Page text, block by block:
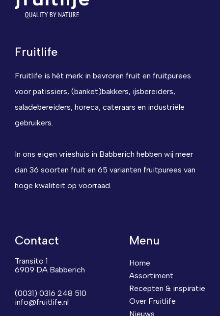
Fruitlife
Fruitlife is hét merk in bevroren fruit en fruitpurees
voor patissiers, (banket)bakkers, ijsbereiders,
saladebereiders, horeca, cateraars en industriële
gebruikers.
In ons eigen vrieshuis in Babberich hebben wij meer
dan 36 soorten fruit en 65 varianten fruitpurees van
hoge kwaliteit op voorraad.
Contact
Transito 1
6909 DA Babberich
(0031) 0316 248 510
info@fruitlife.nl
Menu
Home
Assortiment
Recepten & inspiratie
Over Fruitlife
Nieuws